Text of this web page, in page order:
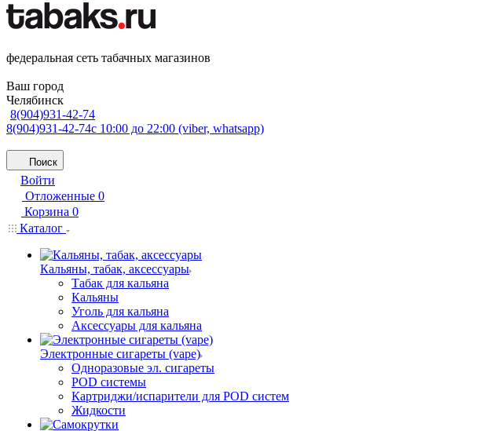
федеральная сеть табачных магазинов
Ваш город
Челябинск
8(904)931-42-74
8(904)931-42-74с 10:00 до 22:00 (viber, whatsapp)
Поиск
Войти
Отложенные 0
Корзина 0
Каталог
Кальяны, табак, аксессуары
Табак для кальяна
Кальяны
Уголь для кальяна
Аксессуары для кальяна
Электронные сигареты (vape)
Одноразовые эл. сигареты
POD системы
Картриджи/испарители для POD систем
Жидкости